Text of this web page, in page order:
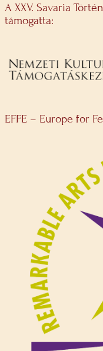
A XXV. Savaria
támogatta:
EFFE – Europe for